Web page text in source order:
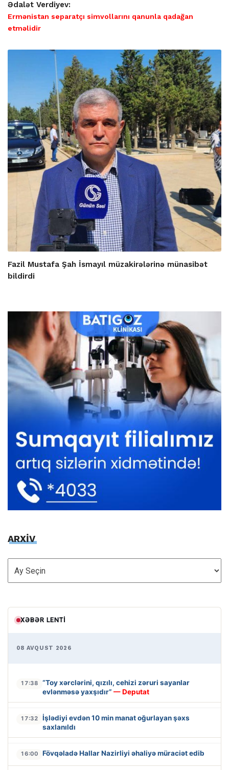
Ədalət Verdiyev:
Ermənistan separatçı simvollarını qanunla qadağan
etməlidir
Fazil Mustafa Şah İsmayıl müzakirələrinə münasibət
bildirdi
ARXİV
ARXİV
XƏBƏR LENTI
08 AVQUST 2026
17:38
“Toy xərclərini, qızılı, cehizi zəruri sayanlar
evlənməsə yaxşıdır” — Deputat
17:32
İşlədiyi evdən 10 min manat oğurlayan şəxs
saxlanıldı
16:00 Fövqəladə Hallar Nazirliyi əhaliyə müraciət edib